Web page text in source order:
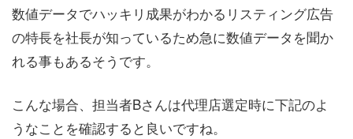
数値データでハッキリ成果がわかるリスティング広告
の特長を社長が知っているため急に数値データを聞か
れる事もあるそうです。
こんな場合、担当者Bさんは代理店選定時に下記のよ
うなことを確認すると良いですね。